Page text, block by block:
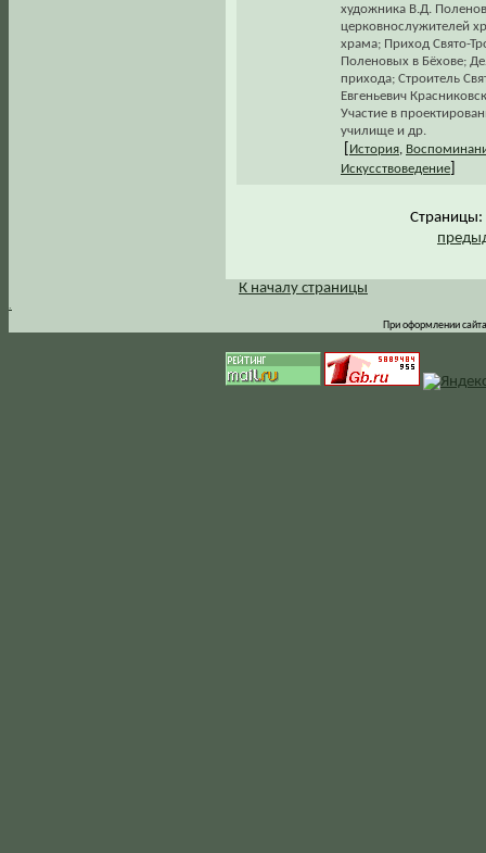
художника В.Д.
церковнослужителей
храма; Приход Свято-
Поленовых в Бёхове;
прихода; Строитель
Евгеньевич
Участие в
училище и др.
История
Искусствоведение
.
К началу страницы
При оформлении